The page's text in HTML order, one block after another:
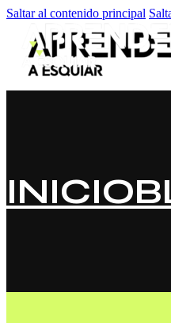
Saltar al contenido principal
INICIO